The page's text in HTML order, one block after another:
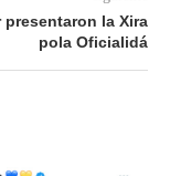
la Xira
pola Oficialidá